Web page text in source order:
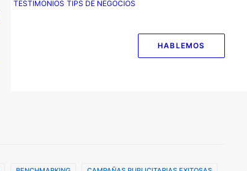
TESTIMONIOS TIPS DE NEGOCIOS
HABLEMOS